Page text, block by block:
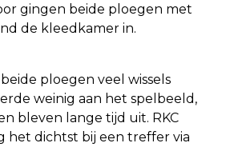
gingen beide ploegen met
de kleedkamer in.
ploegen veel wissels
weinig aan het spelbeeld,
bleven lange tijd uit. RKC
het dichtst bij een treffer via